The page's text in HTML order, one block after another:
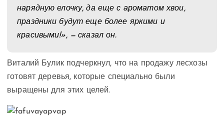
нарядную елочку, да еще с ароматом хвои,
праздники будут еще более яркими и
красивыми!», — сказал он.
Виталий Булик подчеркнул, что на продажу лесхозы
готовят деревья, которые специально были
выращены для этих целей.